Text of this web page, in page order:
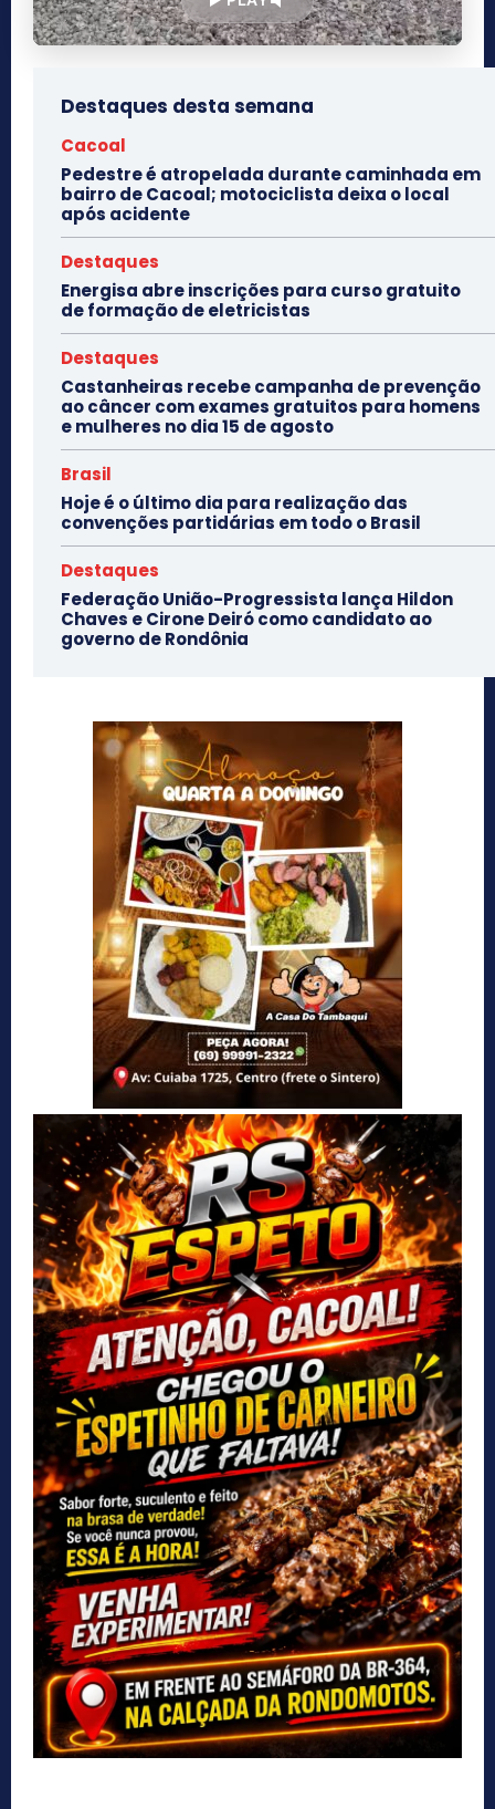
Destaques desta semana
Cacoal
Pedestre é atropelada durante caminhada em
bairro de Cacoal; motociclista deixa o local
após acidente
Destaques
Energisa abre inscrições para curso gratuito
de formação de eletricistas
Destaques
Castanheiras recebe campanha de prevenção
ao câncer com exames gratuitos para homens
e mulheres no dia 15 de agosto
Brasil
Hoje é o último dia para realização das
convenções partidárias em todo o Brasil
Destaques
Federação União-Progressista lança Hildon
Chaves e Cirone Deiró como candidato ao
governo de Rondônia